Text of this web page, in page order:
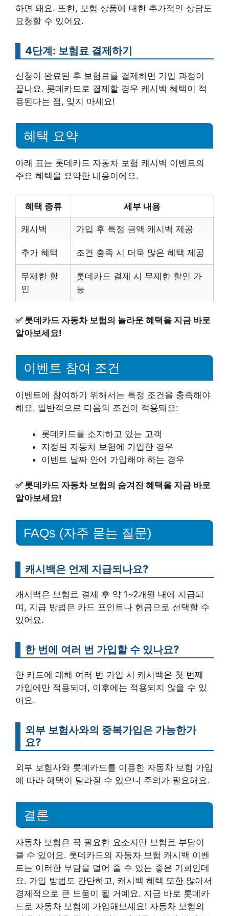
하면 돼요. 또한, 보험 상품에 대한 추가적인 상담도
요청할 수 있어요.
4단계: 보험료 결제하기
신청이 완료된 후 보험료를 결제하면 가입 과정이
끝나요. 롯데카드로 결제할 경우 캐시백 혜택이 적
용된다는 점, 잊지 마세요!
혜택 요약
아래 표는 롯데카드 자동차 보험 캐시백 이벤트의
주요 혜택을 요약한 내용이에요.
혜택 종류 세부 내용
캐시백 가입 후 특정 금액 캐시백 제공
추가 혜택 조건 충족 시 더욱 많은 혜택 제공
무제한 할
인
롯데카드 결제 시 무제한 할인 가
능
✅ 롯데카드 자동차 보험의 놀라운 혜택을 지금 바로
알아보세요!
이벤트 참여 조건
이벤트에 참여하기 위해서는 특정 조건을 충족해야
해요. 일반적으로 다음의 조건이 적용돼요:
롯데카드를 소지하고 있는 고객
지정된 자동차 보험에 가입한 경우
이벤트 날짜 안에 가입해야 하는 경우
✅ 롯데카드 자동차 보험의 숨겨진 혜택을 지금 바로
알아보세요!
FAQs (자주 묻는 질문)
캐시백은 언제 지급되나요?
캐시백은 보험료 결제 후 약 1~2개월 내에 지급되
며, 지급 방법은 카드 포인트나 현금으로 선택할 수
있어요.
한 번에 여러 번 가입할 수 있나요?
한 카드에 대해 여러 번 가입 시 캐시백은 첫 번째
가입에만 적용되며, 이후에는 적용되지 않을 수 있
어요.
외부 보험사와의 중복가입은 가능한가
요?
외부 보험사와 롯데카드를 이용한 자동차 보험 가입
에 따라 혜택이 달라질 수 있으니 주의가 필요해요.
결론
자동차 보험은 꼭 필요한 요소지만 보험료 부담이
클 수 있어요. 롯데카드의 자동차 보험 캐시백 이벤
트는 이러한 부담을 덜어 줄 수 있는 좋은 기회인데
요. 가입 방법도 간단하고, 캐시백 혜택 또한 많아서
경제적으로 큰 도움이 될 거예요. 지금 바로 롯데카
드로 자동차 보험에 가입해보세요! 자동차 보험의